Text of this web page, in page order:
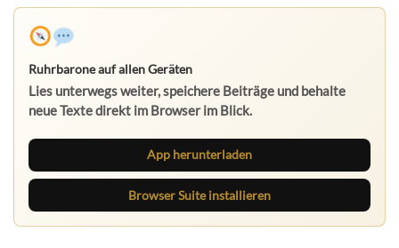
Ruhrbarone auf allen Geräten
Lies unterwegs weiter, speichere Beiträge und behalte
neue Texte direkt im Browser im Blick.
App herunterladen
Browser Suite installieren